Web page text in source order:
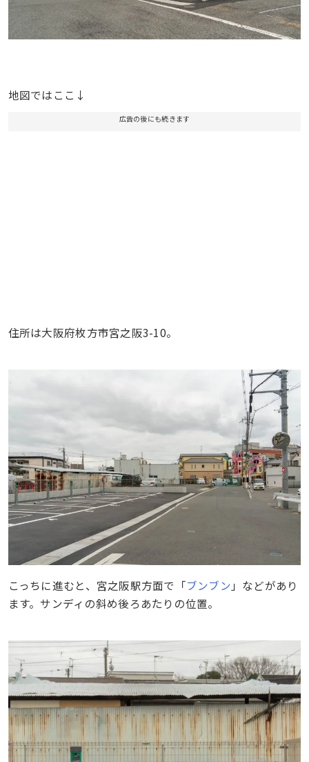
地図ではここ↓
広告の後にも続きます
住所は大阪府枚方市宮之阪3-10。
こっちに進むと、宮之阪駅方面で「ブンブン 」などがあり
ます。サンディの斜め後ろあたりの位置。